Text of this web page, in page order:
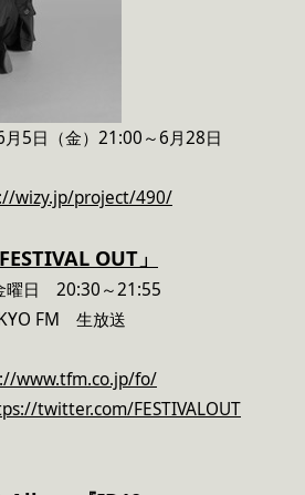
5日（金）21:00～6月28日
wizy.jp/project/490/
OUT」
曜日 20:30～21:55
FM 生放送
www.tfm.co.jp/fo/
twitter.com/FESTIVALOUT